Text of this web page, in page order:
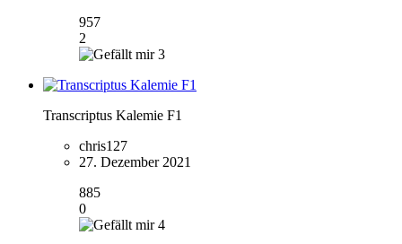
957
2
3
Transcriptus Kalemie F1
chris127
27. Dezember 2021
885
0
4